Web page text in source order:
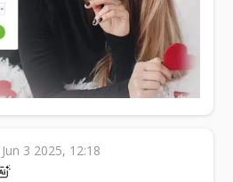
Jun 3 2025, 12:18